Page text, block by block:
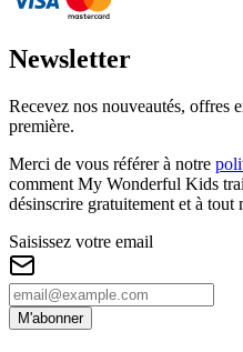
Newsletter
Recevez nos nouveautés, offres
première.
Merci de vous référer à notre
comment My Wonderful Kids
désinscrire gratuitement et à tout
Saisissez votre email
M'abonner